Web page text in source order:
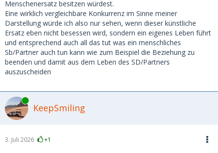
Menschenersatz besitzen würdest.
Eine wirklich vergleichbare Konkurrenz im Sinne meiner
Darstellung würde ich also nur sehen, wenn dieser künstliche
Ersatz eben nicht besessen wird, sondern ein eigenes Leben führt
und entsprechend auch all das tut was ein menschliches
Sb/Partner auch tun kann wie zum Beispiel die Beziehung zu
beenden und damit aus dem Leben des SD/Partners
auszuscheiden
Online
KeepSmiling
3. Juli 2026 +1